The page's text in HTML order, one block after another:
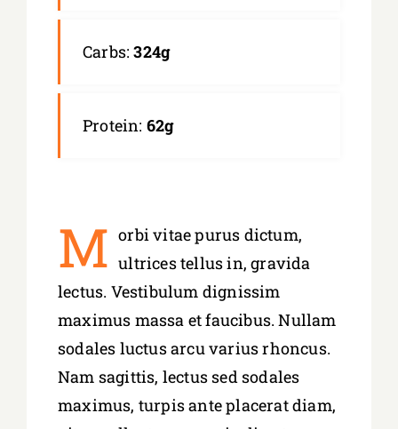
Carbs:324g
Protein: 62g
M orbi vitae purus dictum,
ultrices tellus in, gravida
lectus. Vestibulum dignissim
maximus massa et faucibus. Nullam
sodales luctus arcu varius rhoncus.
Nam sagittis, lectus sed sodales
maximus, turpis ante placerat diam,